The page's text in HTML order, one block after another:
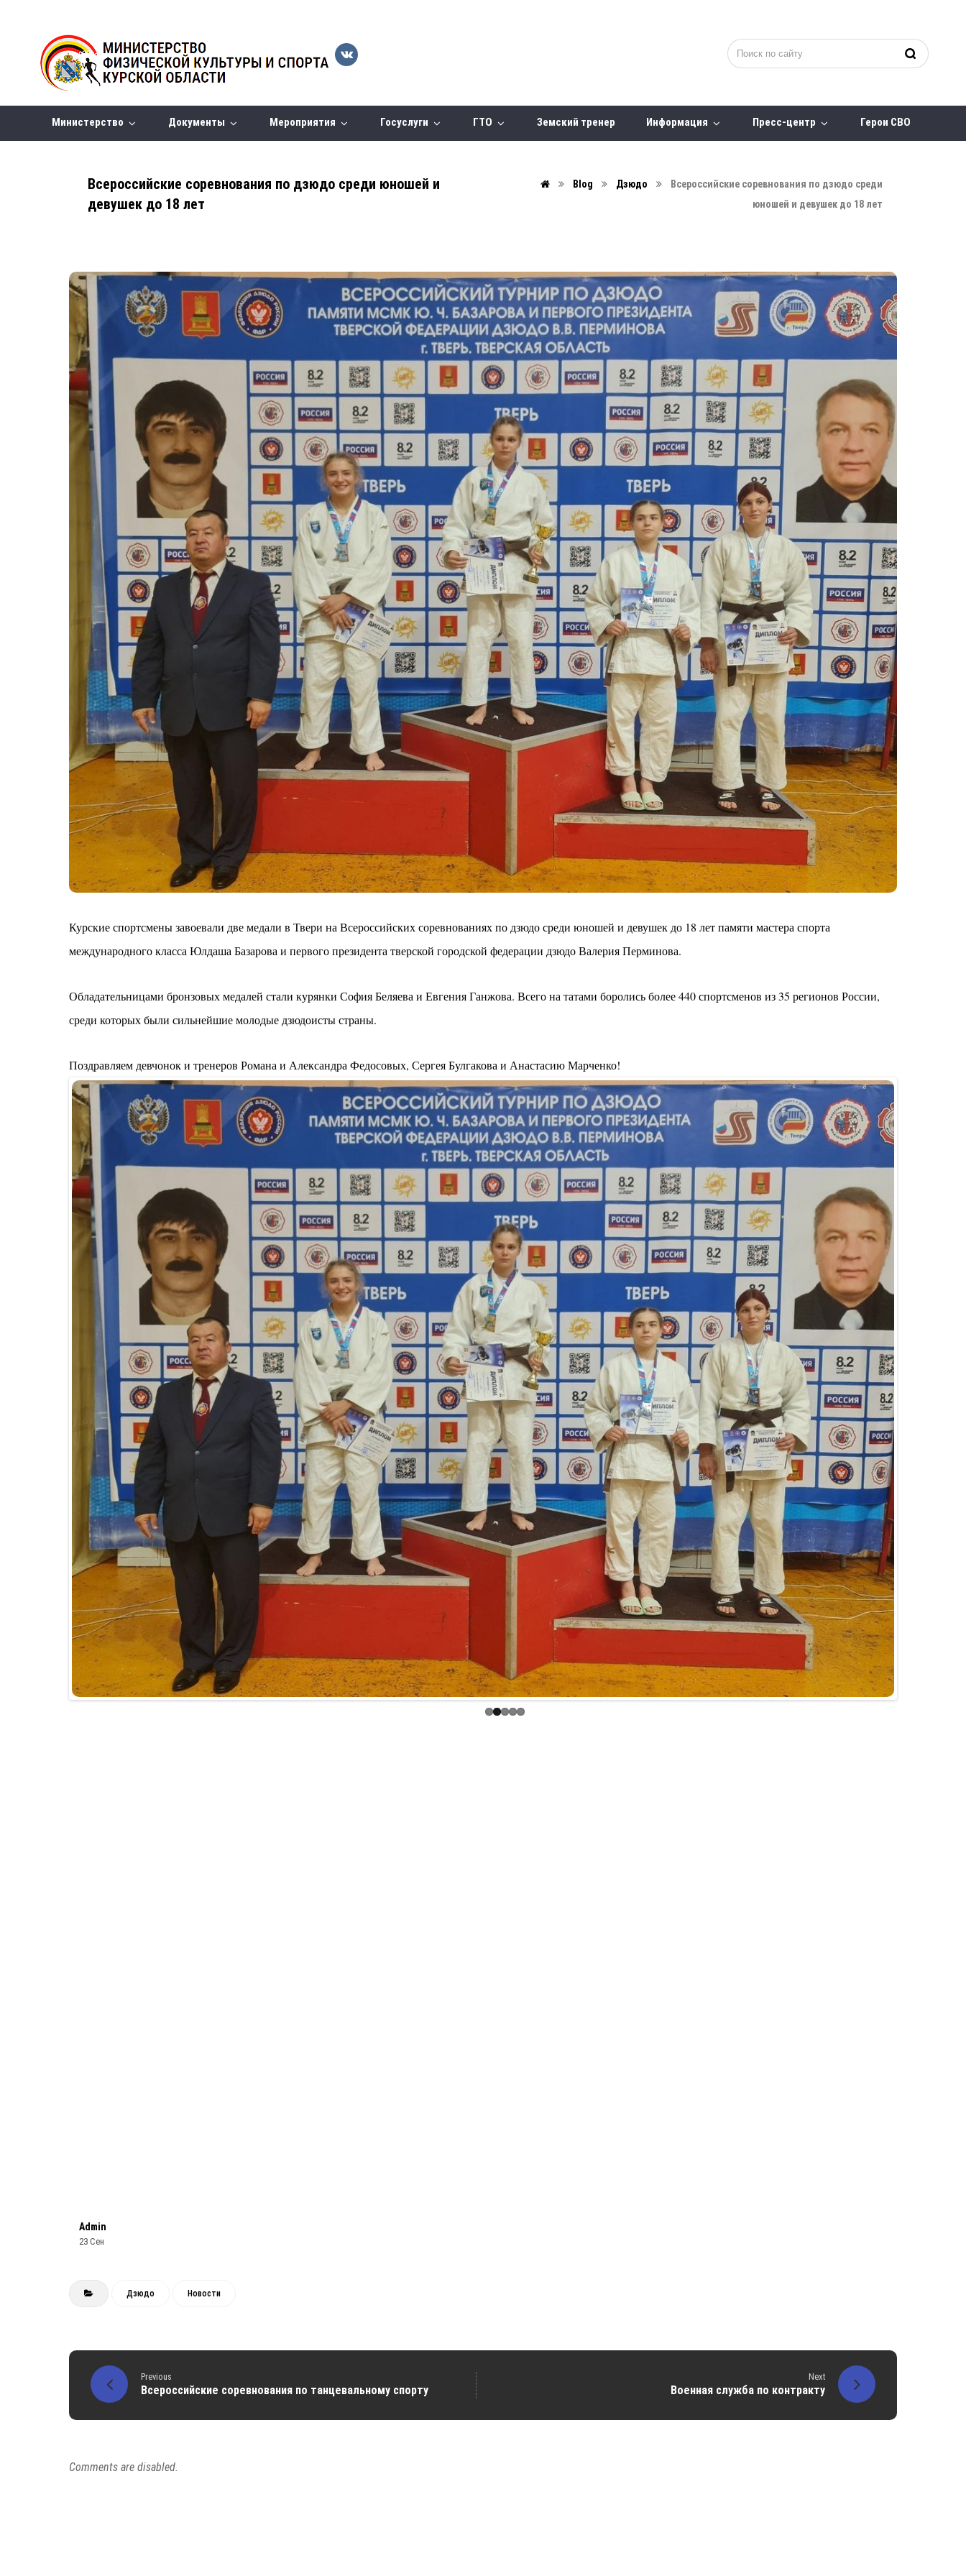
Министерство Документы Мероприятия Госуслуги ГТО Земский тренер Информация Пресс-центр Герои СВО
Всероссийские соревнования по дзюдо среди юношей и
девушек до 18 лет
Blog Дзюдо
Всероссийские соревнования по дзюдо среди
юношей и девушек до 18 лет
Курские спортсмены завоевали две медали в Твери на Всероссийских соревнованиях по дзюдо среди юношей и девушек до 18 лет памяти мастера спорта
международного класса Юлдаша Базарова и первого президента тверской городской федерации дзюдо Валерия Перминова.
Обладательницами бронзовых медалей стали курянки София Беляева и Евгения Ганжова. Всего на татами боролись более 440 спортсменов из 35 регионов России,
среди которых были сильнейшие молодые дзюдоисты страны.
Поздравляем девчонок и тренеров Романа и Александра Федосовых, Сергея Булгакова и Анастасию Марченко!
23 Сен
Previous Next